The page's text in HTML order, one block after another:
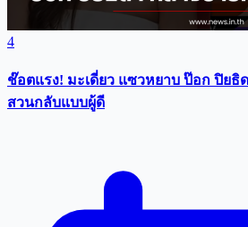
4
ช๊อตแรง! มะเดี่ยว แซวหยาบ ป๊อก ปิยธิ
สวนกลับแบบผู้ดี